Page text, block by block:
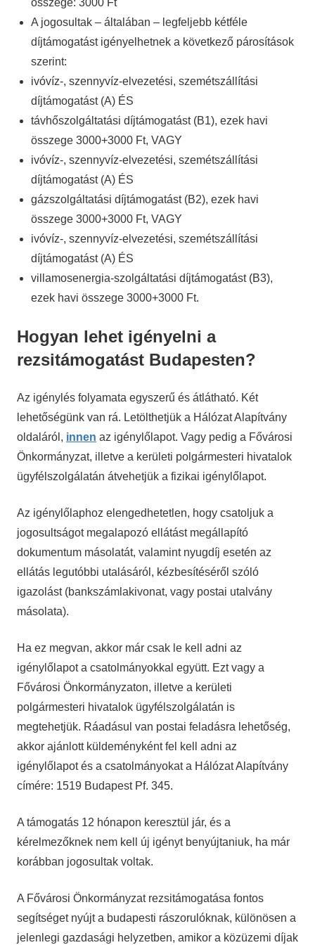
összege: 3000 Ft
A jogosultak – általában – legfeljebb kétféle
díjtámogatást igényelhetnek a következő párosítások
szerint:
ivóvíz-, szennyvíz-elvezetési, szemétszállítási
díjtámogatást (A) ÉS
távhőszolgáltatási díjtámogatást (B1), ezek havi
összege 3000+3000 Ft, VAGY
ivóvíz-, szennyvíz-elvezetési, szemétszállítási
díjtámogatást (A) ÉS
gázszolgáltatási díjtámogatást (B2), ezek havi
összege 3000+3000 Ft, VAGY
ivóvíz-, szennyvíz-elvezetési, szemétszállítási
díjtámogatást (A) ÉS
villamosenergia-szolgáltatási díjtámogatást (B3),
ezek havi összege 3000+3000 Ft.
Hogyan lehet igényelni a
rezsitámogatást Budapesten?
Az igénylés folyamata egyszerű és átlátható. Két
lehetőségünk van rá. Letölthetjük a Hálózat Alapítvány
oldaláról, innen az igénylőlapot. Vagy pedig a Fővárosi
Önkormányzat, illetve a kerületi polgármesteri hivatalok
ügyfélszolgálatán átvehetjük a fizikai igénylőlapot.
Az igénylőlaphoz elengedhetetlen, hogy csatoljuk a
jogosultságot megalapozó ellátást megállapító
dokumentum másolatát, valamint nyugdíj esetén az
ellátás legutóbbi utalásáról, kézbesítéséről szóló
igazolást (bankszámlakivonat, vagy postai utalvány
másolata).
Ha ez megvan, akkor már csak le kell adni az
igénylőlapot a csatolmányokkal együtt. Ezt vagy a
Fővárosi Önkormányzaton, illetve a kerületi
polgármesteri hivatalok ügyfélszolgálatán is
megtehetjük. Ráadásul van postai feladásra lehetőség,
akkor ajánlott küldeményként fel kell adni az
igénylőlapot és a csatolmányokat a Hálózat Alapítvány
címére: 1519 Budapest Pf. 345.
A támogatás 12 hónapon keresztül jár, és a
kérelmezőknek nem kell új igényt benyújtaniuk, ha már
korábban jogosultak voltak.
A Fővárosi Önkormányzat rezsitámogatása fontos
segítséget nyújt a budapesti rászorulóknak, különösen a
jelenlegi gazdasági helyzetben, amikor a közüzemi díjak